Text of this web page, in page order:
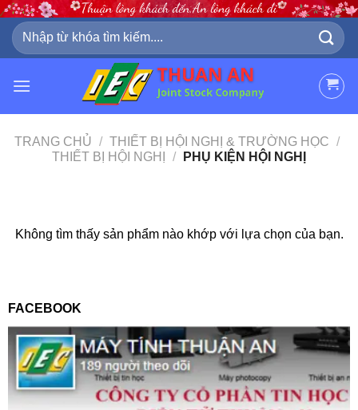
Skip
content
Tìm
kiếm:
TRANG CHỦ / THIẾT BỊ HỘI NGHỊ & TRƯỜNG HỌC /
THIẾT BỊ HỘI NGHỊ
/ PHỤ KIỆN HỘI NGHỊ
Không tìm thấy sản phẩm nào khớp với lựa chọn của bạn.
FACEBOOK